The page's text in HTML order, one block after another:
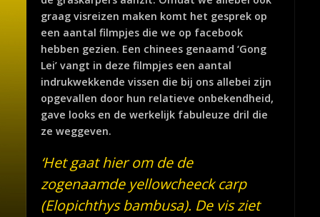
graag visreizen maken komt het gesprek op
een aantal filmpjes die we op facebook
hebben gezien. Een chinees genaamd ‘Gong
Lei’ vangt in deze filmpjes een aantal
indrukwekkende vissen die bij ons allebei zijn
opgevallen door hun relatieve onbekendheid,
gave looks en de werkelijk fabuleuze dril die
ze weggeven.
‘Het gaat hier om de de
zogenaamde yellowcheeck carp
(Elopichthys bambusa). De vis ziet